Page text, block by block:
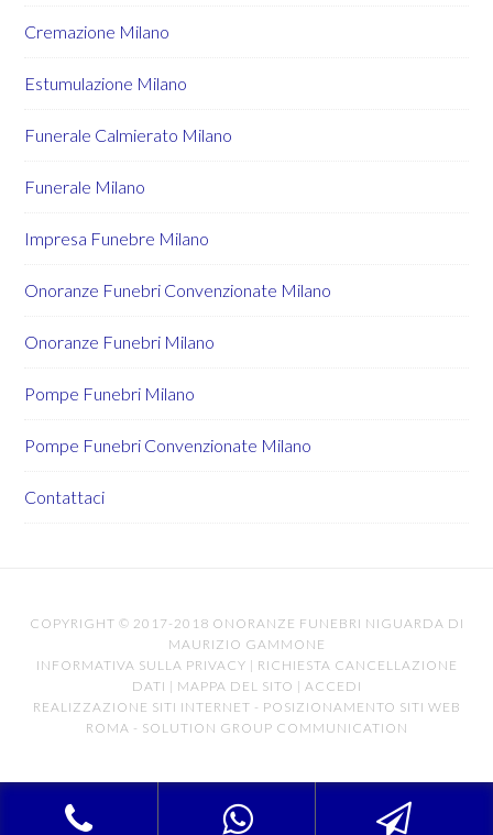
Cremazione Milano
Estumulazione Milano
Funerale Calmierato Milano
Funerale Milano
Impresa Funebre Milano
Onoranze Funebri Convenzionate Milano
Onoranze Funebri Milano
Pompe Funebri Milano
Pompe Funebri Convenzionate Milano
Contattaci
COPYRIGHT © 2017-2018 ONORANZE FUNEBRI NIGUARDA DI
MAURIZIO GAMMONE
INFORMATIVA SULLA PRIVACY | RICHIESTA CANCELLAZIONE
DATI | MAPPA DEL SITO | ACCEDI
REALIZZAZIONE SITI INTERNET - POSIZIONAMENTO SITI WEB
ROMA - SOLUTION GROUP COMMUNICATION